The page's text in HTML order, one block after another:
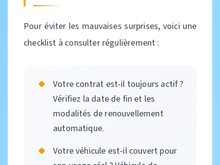
Pour éviter les mauvaises surprises, voici une
checklist à consulter régulièrement :
Votre contrat est-il toujours actif ?
Vérifiez la date de fin et les
modalités de renouvellement
automatique.
Votre véhicule est-il couvert pour